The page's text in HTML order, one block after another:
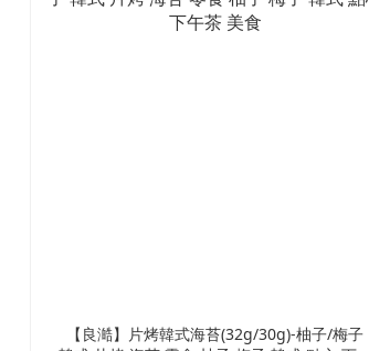
【良澔】片烤韓式海苔(32g/30g)-柚子/梅子